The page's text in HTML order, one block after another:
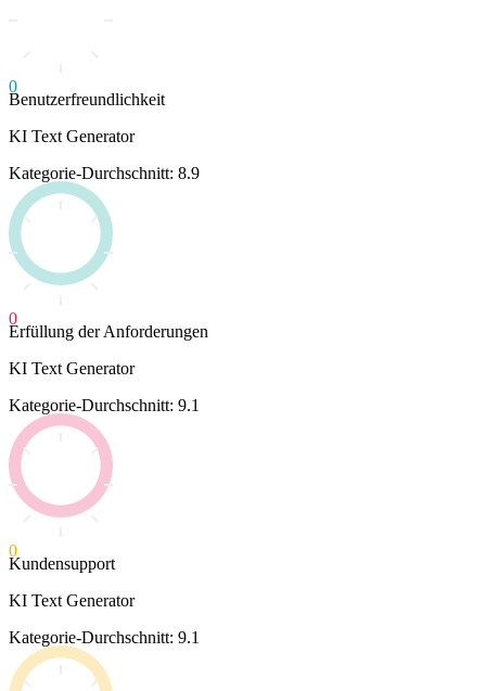
0
Benutzerfreundlichkeit
KI Text Generator
Kategorie-Durchschnitt: 8.9
0
Erfüllung der Anforderungen
KI Text Generator
Kategorie-Durchschnitt: 9.1
0
Kundensupport
KI Text Generator
Kategorie-Durchschnitt: 9.1